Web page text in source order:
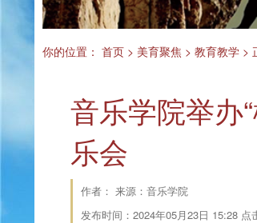
你的位置： 首页 > 美育聚焦 > 教育教学 >
音乐学院举办
乐会
作者： 来源：音乐学院
发布时间：2024年05月23日 15:28 点